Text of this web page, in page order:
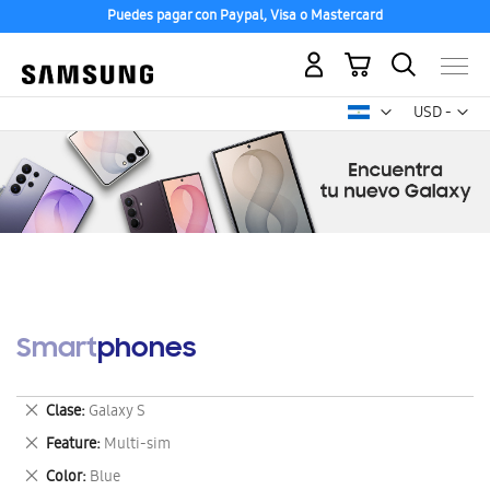
Puedes pagar con Paypal, Visa o Mastercard
USD -
dólar
Mi carrito
Smartphones
Clase Galaxy S
Eliminar
este
artículo
Feature Multi-sim
Eliminar
este
Color Blue
Eliminar